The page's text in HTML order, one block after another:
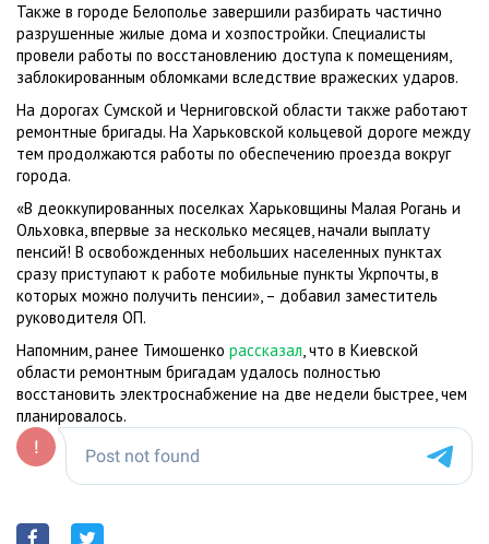
Также в городе Белополье завершили разбирать частично
разрушенные жилые дома и хозпостройки. Специалисты
провели работы по восстановлению доступа к помещениям,
заблокированным обломками вследствие вражеских ударов.
На дорогах Сумской и Черниговской области также работают
ремонтные бригады. На Харьковской кольцевой дороге между
тем продолжаются работы по обеспечению проезда вокруг
города.
«В деоккупированных поселках Харьковщины Малая Рогань и
Ольховка, впервые за несколько месяцев, начали выплату
пенсий! В освобожденных небольших населенных пунктах
сразу приступают к работе мобильные пункты Укрпочты, в
которых можно получить пенсии», – добавил заместитель
руководителя ОП.
Напомним, ранее Тимошенко рассказал, что в Киевской
области ремонтным бригадам удалось полностью
восстановить электроснабжение на две недели быстрее, чем
планировалось.